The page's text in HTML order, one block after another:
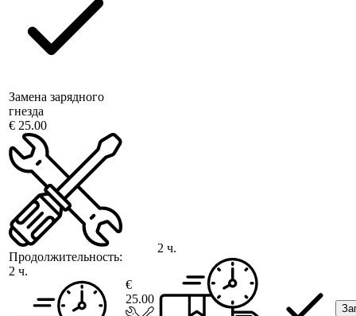
Замена зарядного
гнезда
€ 25.00
Продолжительность:
2 ч.
€
25.00
2 ч.